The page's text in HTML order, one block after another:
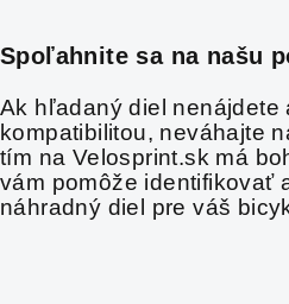
Spoľahnite sa na našu
Ak hľadaný diel nenájdete
kompatibilitou, neváhajte
tím na Velosprint.sk má
vám pomôže identifikovať
náhradný diel pre váš